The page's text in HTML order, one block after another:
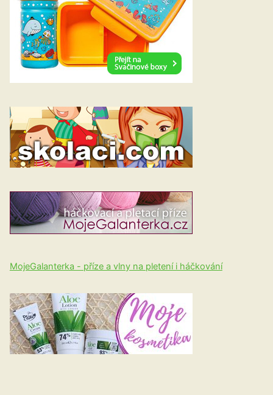
MojeGalanterka - příze a vlny na pletení i háčkování